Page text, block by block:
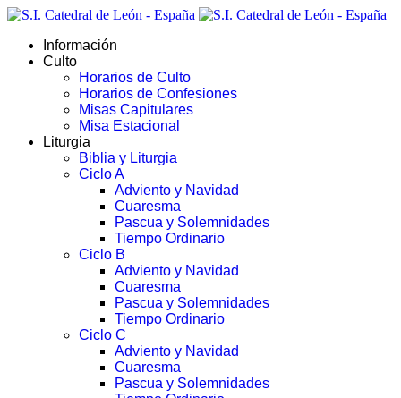
Información
Culto
Horarios de Culto
Horarios de Confesiones
Misas Capitulares
Misa Estacional
Liturgia
Biblia y Liturgia
Ciclo A
Adviento y Navidad
Cuaresma
Pascua y Solemnidades
Tiempo Ordinario
Ciclo B
Adviento y Navidad
Cuaresma
Pascua y Solemnidades
Tiempo Ordinario
Ciclo C
Adviento y Navidad
Cuaresma
Pascua y Solemnidades